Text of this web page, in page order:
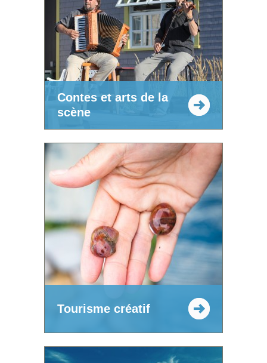
Contes et arts de la
scène
Tourisme créatif